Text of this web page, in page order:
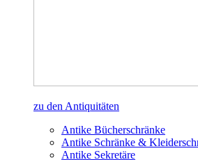
zu den Antiquitäten
Antike Bücherschränke
Antike Schränke &
Antike Sekretäre